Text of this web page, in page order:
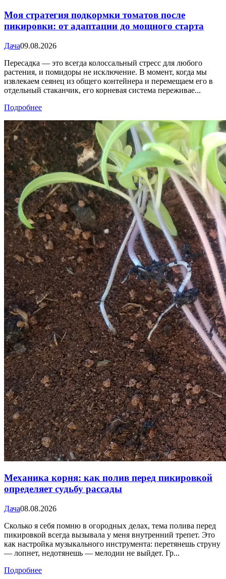
Моя стратегия подкормки томатов после
пикировки: от адаптации до мощного старта
Дача09.08.2026
Пересадка — это всегда колоссальный стресс для любого
растения, и помидоры не исключение. В момент, когда мы
извлекаем сеянец из общего контейнера и перемещаем его в
отдельный стаканчик, его корневая система переживае...
Подробнее
Механика корня: как полив перед пикировкой
определяет судьбу рассады
Дача08.08.2026
Сколько я себя помню в огородных делах, тема полива перед
пикировкой всегда вызывала у меня внутренний трепет. Это
как настройка музыкального инструмента: перетянешь струну
— лопнет, недотянешь — мелодии не выйдет. Гр...
Подробнее